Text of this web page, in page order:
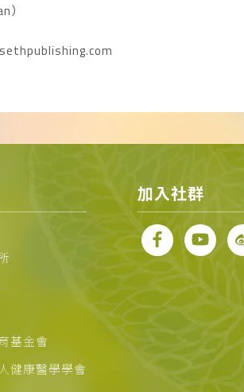
基金會
健康醫學學會
加入社群